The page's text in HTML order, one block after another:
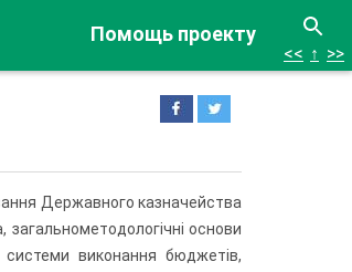
Помощь проекту
<< ↑ >>
Державного казначейства
основи
системи виконання бюджетів,